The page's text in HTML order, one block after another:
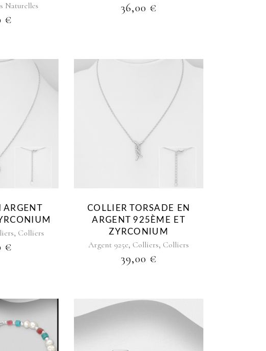
Naturelles
€
36,00 €
ARGENT
, Colliers
€
COLLIER TORSADE EN
ARGENT 925ÈME ET
ZYRCONIUM
Argent 925e, Colliers, Colliers
39,00 €